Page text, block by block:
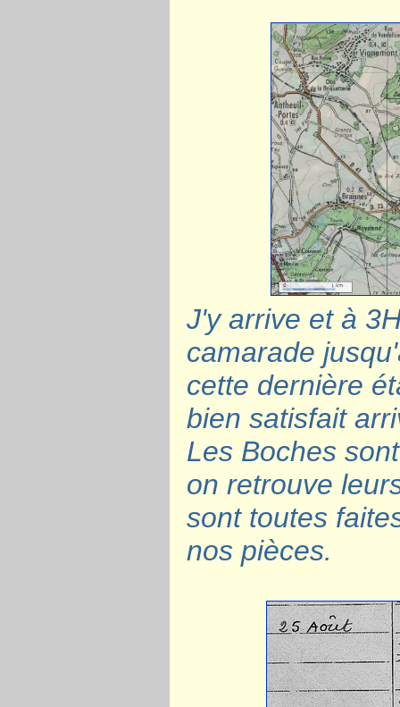
J'y arrive et à
camarade
cette dernière
bien satisfait
Les Boches
on retrouve
sont toutes
nos pièces.